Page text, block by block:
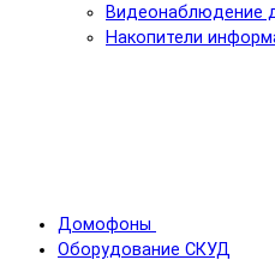
Видеонаблюдение
Накопители
Домофоны
Оборудование СКУД